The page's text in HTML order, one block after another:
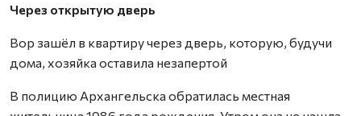
Через открытую дверь
Вор зашёл в квартиру через дверь, которую, будучи
дома, хозяйка оставила незапертой
В полицию Архангельска обратилась местная